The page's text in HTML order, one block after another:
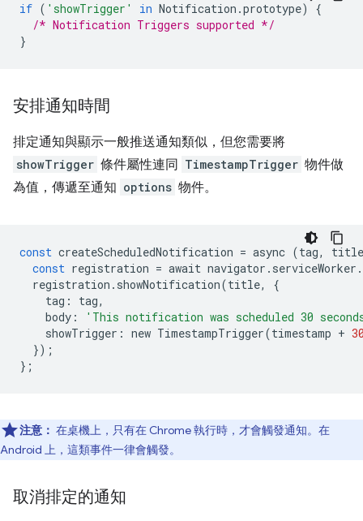
if ( 'showTrigger' in Notification .prototype)
{
/* Notification Triggers supported */
}
安排通知時間
排定通知與顯示一般推送通知類似，但您需要將
showTrigger 條件屬性連同 TimestampTrigger 物件做
為值，傳遞至通知 options 物件。
const createScheduledNotification = async (tag,
title
const registration = await navigator . serviceWorker .
registration . showNotification(title,
{
tag : tag,
body :
'This notification was scheduled 30
showTrigger : new TimestampTrigger(timestamp +
});
};
注意： 在桌機上，只有在 Chrome 執行時，才會觸發通知。在
Android 上，這類事件一律會觸發。
取消排定的通知